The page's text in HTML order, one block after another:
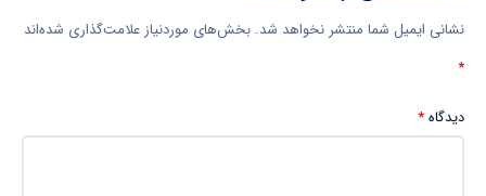
نشانی ایمیل شما منتشر نخواهد شد. بخش‌های موردنیاز علامت‌گذاری شده‌اند
*
دیدگاه*